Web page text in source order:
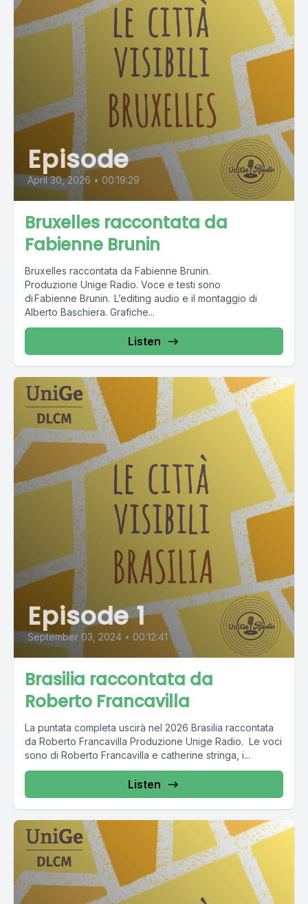
Episode
April 30, 2026 • 00:19:29
Bruxelles raccontata da
Fabienne Brunin
Bruxelles raccontata da Fabienne Brunin.
Produzione Unige Radio. Voce e testi sono
di Fabienne Brunin. L’editing audio e il montaggio di
Alberto Baschiera. Grafiche...
Listen
Episode 1
September 03, 2024 • 00:12:41
Brasilia raccontata da
Roberto Francavilla
La puntata completa uscirà nel 2026 Brasilia raccontata
da Roberto Francavilla Produzione Unige Radio. Le voci
sono di Roberto Francavilla e catherine stringa, i...
Listen